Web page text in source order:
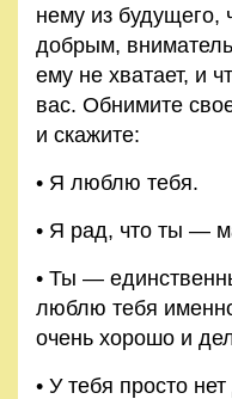
нему из будущего,
добрым,
ему не хватает, и
вас. Обнимите
и скажите:
• Я люблю тебя.
• Я рад, что ты —
• Ты —
люблю тебя
очень хорошо и
• У тебя просто